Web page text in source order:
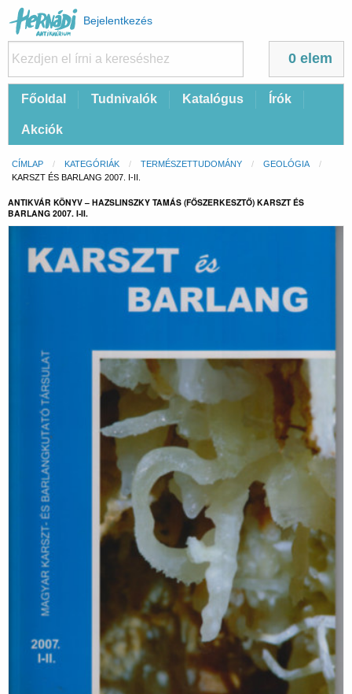
Felhasználói
fiók
menüje
Bejelentkezés
0 elem
FőFőoldal Tudnivalók Katalógus Írók
Akciók
Morzsa
CÍMLAP KATEGÓRIÁK TERMÉSZETTUDOMÁNY
GEOLÓGIA
CURRENT:
KARSZT ÉS BARLANG 2007. I-II.
ANTIKVÁR KÖNYV – HAZSLINSZKY TAMÁS (FŐSZERKESZTŐ) KARSZT ÉS
BARLANG 2007. I-II.